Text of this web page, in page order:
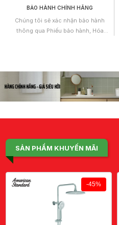
BẢO HÀNH CHÍNH HÃNG
Chúng tôi sẽ xác nhận bảo hành
thông qua Phiếu bảo hành, Hóa
SẢN PHẨM KHUYẾN MÃI
-45%